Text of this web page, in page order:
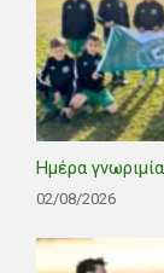
Ημέρα
02/08/2026